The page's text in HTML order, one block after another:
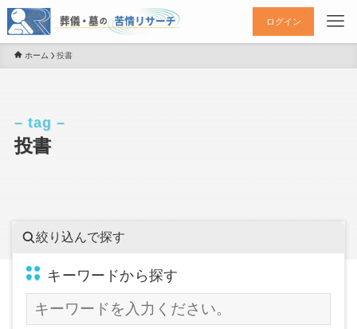
ログイン
ホーム 投書
投書
– tag –
絞り込んで探す
キーワードから探す